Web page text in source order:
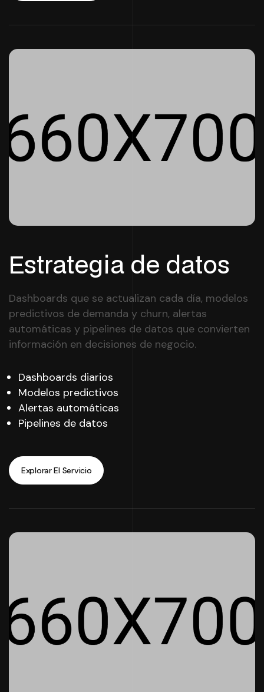
Estrategia de datos
Dashboards que se actualizan cada día, modelos
predictivos de demanda y churn, alertas
automáticas y pipelines de datos que convierten
información en decisiones de negocio.
Dashboards diarios
Modelos predictivos
Alertas automáticas
Pipelines de datos
Explorar El Servicio